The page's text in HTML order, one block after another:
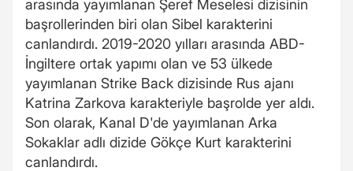
arasında yayımlanan Şeref Meselesi dizisinin
başrollerinden biri olan Sibel karakterini
canlandırdı. 2019-2020 yılları arasında ABD-
İngiltere ortak yapımı olan ve 53 ülkede
yayımlanan Strike Back dizisinde Rus ajanı
Katrina Zarkova karakteriyle başrolde yer aldı.
Son olarak, Kanal D'de yayımlanan Arka
Sokaklar adlı dizide Gökçe Kurt karakterini
canlandırdı.